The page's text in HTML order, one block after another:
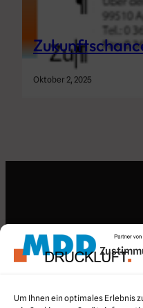
Um Ihnen ein optimales Erlebnis
Oktober 2, 2025
Search